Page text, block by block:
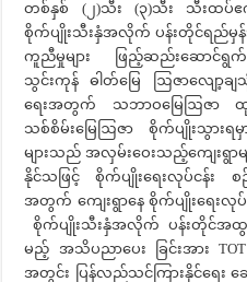
တစ်နှစ် (၂)သီး (၃)သီး သီးထပ်ဧက
စိုက်ပျိုးသီးနှံအလိုက် ပန်းတိုင်ရည်မှန်
ကူညီမှုများ ဖြည့်ဆည်းဆောင်ရွက်ပ
သွင်းကုန် ဓါတ်မြေ ဩဇာလျော့ခ
ရေးအတွက် သဘာဝမြေဩဇာ ထု
သစ်စိမ်းမြေဩဇာ စိုက်ပျိုးသွားရမှ
များသည် အလှမ်းဝေးသည့်ကျေးရွ
နိုင်သဖြင့် စိုက်ပျိုးရေးလုပ်ငန်း
အတွက် ကျေးရွာနေ စိုက်ပျိုးရေးလုပ်
စိုက်ပျိုးသီးနှံအလိုက် ပန်းတိုင်အထွ
မည့် အသိပညာပေး ခြင်းအား
အတွင်း ပြန်လည်သင်ကြားနိုင်ရေး